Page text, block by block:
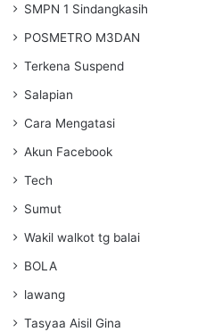
SMPN 1 Sindangkasih
POSMETRO M3DAN
Terkena Suspend
Salapian
Cara Mengatasi
Akun Facebook
Tech
Sumut
Wakil walkot tg balai
BOLA
lawang
Tasyaa Aisil Gina